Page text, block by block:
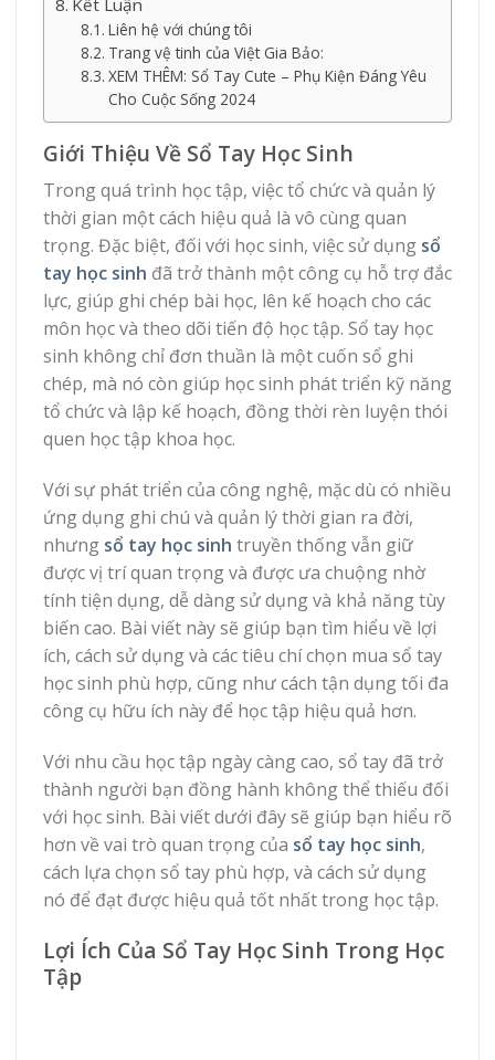
Liên hệ với chúng tôi
Trang vệ tinh của Việt Gia Bảo:
XEM THÊM: Sổ Tay Cute – Phụ Kiện Đáng Yêu
Cho Cuộc Sống 2024
Giới Thiệu Về Sổ Tay Học Sinh
Trong quá trình học tập, việc tổ chức và quản lý
thời gian một cách hiệu quả là vô cùng quan
trọng. Đặc biệt, đối với học sinh, việc sử dụng sổ
tay học sinh đã trở thành một công cụ hỗ trợ đắc
lực, giúp ghi chép bài học, lên kế hoạch cho các
môn học và theo dõi tiến độ học tập. Sổ tay học
sinh không chỉ đơn thuần là một cuốn sổ ghi
chép, mà nó còn giúp học sinh phát triển kỹ năng
tổ chức và lập kế hoạch, đồng thời rèn luyện thói
quen học tập khoa học.
Với sự phát triển của công nghệ, mặc dù có nhiều
ứng dụng ghi chú và quản lý thời gian ra đời,
nhưng sổ tay học sinh truyền thống vẫn giữ
được vị trí quan trọng và được ưa chuộng nhờ
tính tiện dụng, dễ dàng sử dụng và khả năng tùy
biến cao. Bài viết này sẽ giúp bạn tìm hiểu về lợi
ích, cách sử dụng và các tiêu chí chọn mua sổ tay
học sinh phù hợp, cũng như cách tận dụng tối đa
công cụ hữu ích này để học tập hiệu quả hơn.
Với nhu cầu học tập ngày càng cao, sổ tay đã trở
thành người bạn đồng hành không thể thiếu đối
với học sinh. Bài viết dưới đây sẽ giúp bạn hiểu rõ
hơn về vai trò quan trọng của sổ tay học sinh,
cách lựa chọn sổ tay phù hợp, và cách sử dụng
nó để đạt được hiệu quả tốt nhất trong học tập.
Lợi Ích Của Sổ Tay Học Sinh Trong Học
Tập